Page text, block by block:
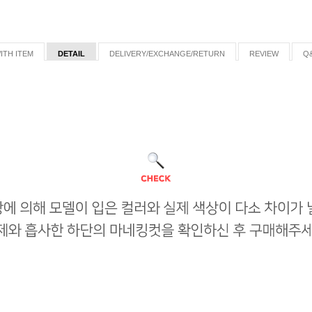
ITEM DETAIL DELIVERY/EXCHANGE/RETURN REVIEW